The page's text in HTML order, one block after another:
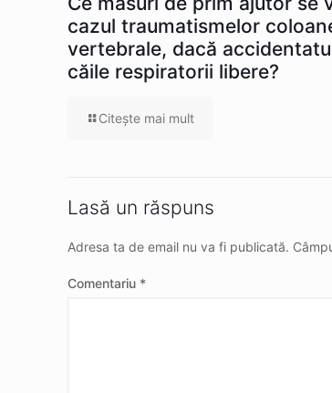
cazul traumatismelor
vertebrale, dacă
căile respiratorii libere?
Citeşte mai mult
Lasă un răspuns
Adresa ta de email nu va fi publicată.
Comentariu *